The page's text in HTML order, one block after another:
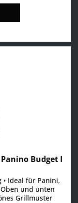
Budget I
Ideal für Panini,
Oben und unten
Grillmuster